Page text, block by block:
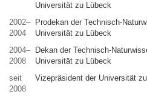
Universität zu Lübeck
2002–
2004
Prodekan der Technisch-
Universität zu Lübeck
2004–
2008
Dekan der Technisch-
Universität zu Lübeck
seit
2008
Vizepräsident der Universität